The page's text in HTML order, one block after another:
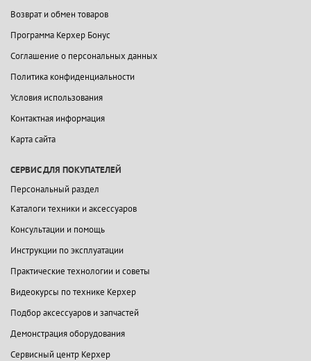
Возврат и обмен товаров
Программа Керхер Бонус
Соглашение о персональных данных
Политика конфиденциальности
Условия использования
Контактная информация
Карта сайта
СЕРВИС ДЛЯ ПОКУПАТЕЛЕЙ
Персональный раздел
Каталоги техники и аксессуаров
Консультации и помощь
Инструкции по эксплуатации
Практические технологии и советы
Видеокурсы по технике Керхер
Подбор аксессуаров и запчастей
Демонстрация оборудования
Сервисный центр Керхер